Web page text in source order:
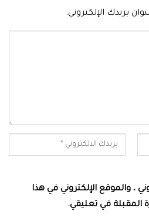
بريدك الإلكتروني.
، والموقع الإلكتروني في هذا
المقبلة في تعليقي.